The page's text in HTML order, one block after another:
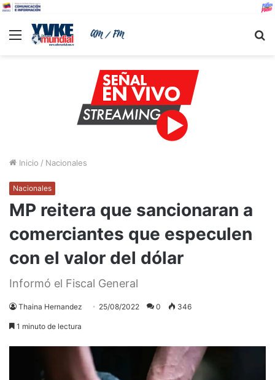
Menu
Inicio / Nacionales
Nacionales
MP reitera que sancionaran a
comerciantes que especulen
con el valor del dólar
Informó el Fiscal General
Thaina Hernandez 25/08/2022 0 346
1 minuto de lectura